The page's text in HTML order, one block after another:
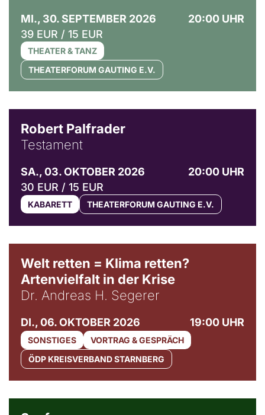
MI., 30. SEPTEMBER 2026
20:00 UHR
39 EUR / 15 EUR
THEATER & TANZ
THEATERFORUM GAUTING E.V.
Robert Palfrader
Testament
SA., 03. OKTOBER 2026
20:00 UHR
30 EUR / 15 EUR
KABARETT THEATERFORUM GAUTING E.V.
Welt retten = Klima retten?
Artenvielfalt in der Krise
Dr. Andreas H. Segerer
DI., 06. OKTOBER 2026 19:00 UHR
SONSTIGES
VORTRAG & GESPRÄCH
ÖDP KREISVERBAND STARNBERG